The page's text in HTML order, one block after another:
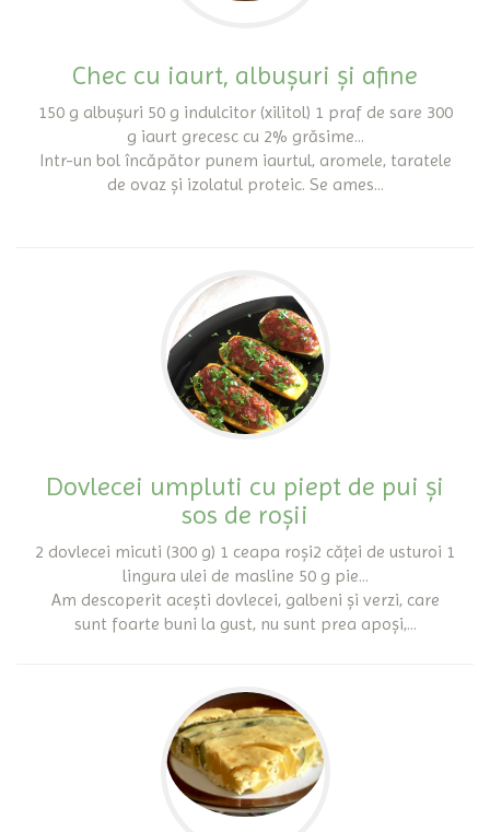
Chec cu iaurt, albușuri și afine
150 g albușuri 50 g indulcitor (xilitol) 1 praf de sare 300
g iaurt grecesc cu 2% grăsime...
Intr-un bol încăpător punem iaurtul, aromele, taratele
de ovaz și izolatul proteic. Se ames...
Dovlecei umpluti cu piept de pui și
sos de roșii
2 dovlecei micuti (300 g) 1 ceapa roși2 căței de usturoi 1
lingura ulei de masline 50 g pie...
Am descoperit acești dovlecei, galbeni și verzi, care
sunt foarte buni la gust, nu sunt prea apoși,...